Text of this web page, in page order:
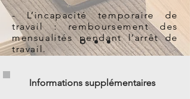
- L’incapacité temporaire de
travail : remboursement des
mensualités pendant l’arrêt de
travail.
Informations supplémentaires